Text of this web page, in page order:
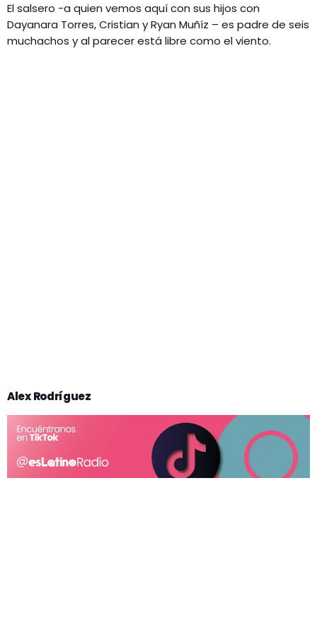
El salsero -a quien vemos aquí con sus hijos con
Dayanara Torres, Cristian y Ryan Muñíz – es padre de seis
muchachos y al parecer está libre como el viento.
Alex Rodríguez